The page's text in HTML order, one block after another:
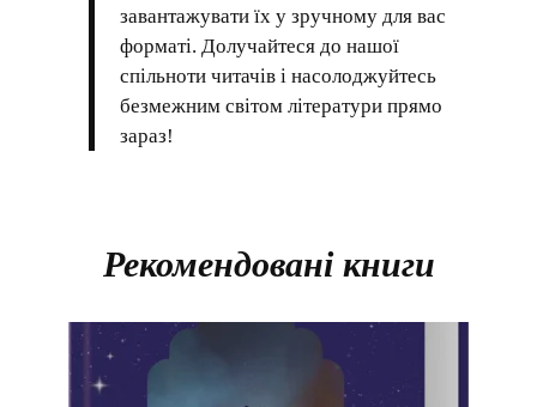
завантажувати їх у зручному для вас
форматі. Долучайтеся до нашої
спільноти читачів і насолоджуйтесь
безмежним світом літератури прямо
зараз!
Рекомендовані книги